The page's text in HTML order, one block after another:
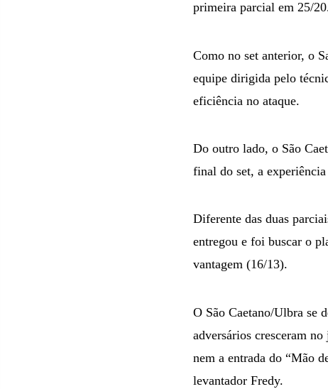
primeira parcial em 25/
Como no set anterior, o
equipe dirigida pelo
eficiência no ataque.
Do outro lado, o São
final do set, a
Diferente das duas
entregou e foi buscar o
vantagem (16/13).
O São Caetano/Ulbra se
adversários cresceram
nem a entrada do “Mão
levantador Fredy.